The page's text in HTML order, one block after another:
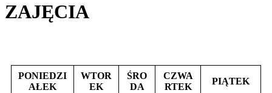
ZAJĘCIA
PONIEDZI
AŁEK
WTOR
EK
ŚRO
DA
CZWA
RTEK
PIĄTEK